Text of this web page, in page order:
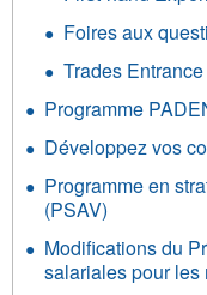
Foires aux
Trades
Programme
Développez vos
Programme en
(PSAV)
Modifications du
salariales pour les